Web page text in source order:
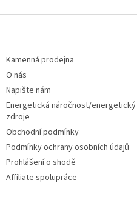
Kamenná prodejna
O nás
Napište nám
Energetická náročnost/
zdroje
Obchodní podmínky
Podmínky ochrany osobních údajů
Prohlášení o shodě
Affiliate spolupráce